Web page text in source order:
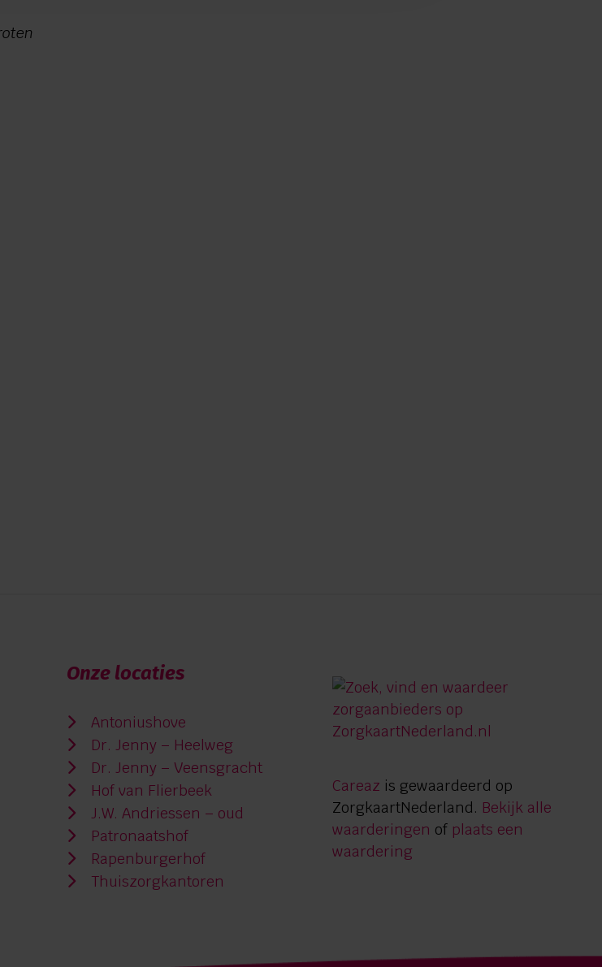
Onze locaties
Antoniushove
Dr. Jenny – Heelweg
Dr. Jenny – Veensgracht
Hof van Flierbeek
J.W. Andriessen – oud
Patronaatshof
Rapenburgerhof
Thuiszorgkantoren
Careaz is gewaardeerd op
ZorgkaartNederland. Bekijk alle
waarderingen of plaats een
waardering